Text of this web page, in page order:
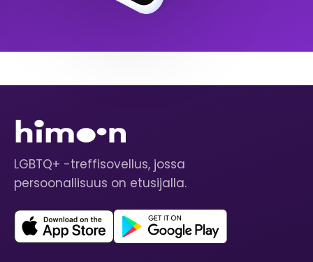
LGBTQ+ -treffisovellus, jossa
persoonallisuus on etusijalla.